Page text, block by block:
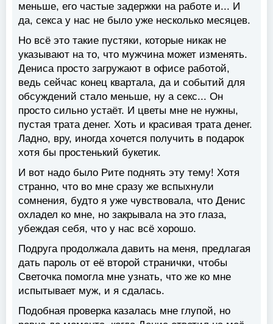
меньше, его частые задержки на работе и... И
да, секса у нас не было уже несколько месяцев.
Но всё это такие пустяки, которые никак не
указывают на то, что мужчина может изменять.
Дениса просто загружают в офисе работой,
ведь сейчас конец квартала, да и событий для
обсуждений стало меньше, ну а секс... Он
просто сильно устаёт. И цветы мне не нужны,
пустая трата денег. Хоть и красивая трата денег.
Ладно, вру, иногда хочется получить в подарок
хотя бы простенький букетик.
И вот надо было Рите поднять эту тему! Хотя
странно, что во мне сразу же вспыхнули
сомнения, будто я уже чувствовала, что Денис
охладел ко мне, но закрывала на это глаза,
убеждая себя, что у нас всё хорошо.
Подруга продолжала давить на меня, предлагая
дать пароль от её второй странички, чтобы
Светочка помогла мне узнать, что же ко мне
испытывает муж, и я сдалась.
Подобная проверка казалась мне глупой, но